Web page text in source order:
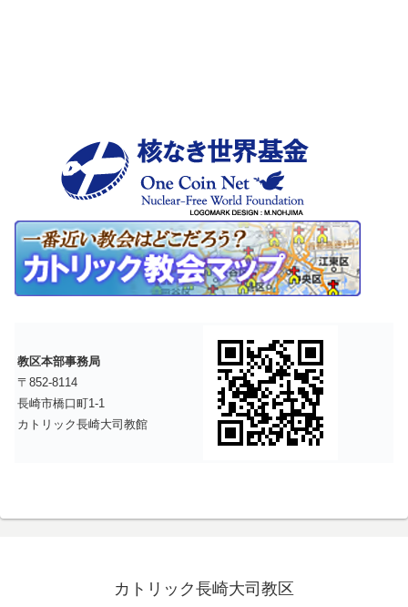
教区本部事務局
〒852-8114
長崎市橋口町1-1
カトリック長崎大司教館
カトリック長崎大司教区